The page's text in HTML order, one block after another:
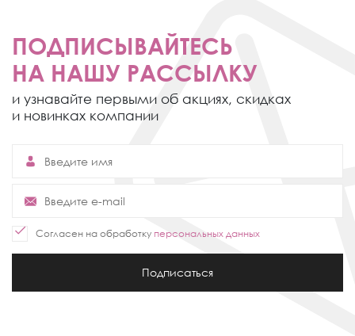
ПОДПИСЫВАЙТЕСЬ
НА НАШУ РАССЫЛКУ
и узнавайте первыми об акциях, скидках
и новинках компании
Согласен на обработку персональных данных
Подписаться